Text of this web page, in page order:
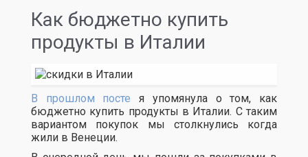
Как бюджетно купить
продукты в Италии
В прошлом посте я упомянула о том, как
бюджетно купить продукты в Италии. С таким
вариантом покупок мы столкнулись когда
жили в Венеции.